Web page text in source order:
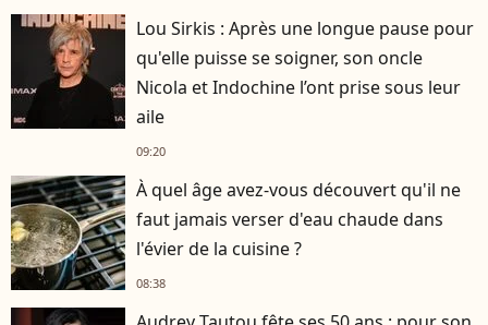
Lou Sirkis : Après une longue pause pour
qu'elle puisse se soigner, son oncle
Nicola et Indochine l’ont prise sous leur
aile
09:20
À quel âge avez-vous découvert qu'il ne
faut jamais verser d'eau chaude dans
l'évier de la cuisine ?
08:38